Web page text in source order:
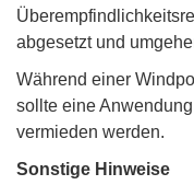
abgesetzt und
Während einer
sollte eine
vermieden werden.
Sonstige Hinweise